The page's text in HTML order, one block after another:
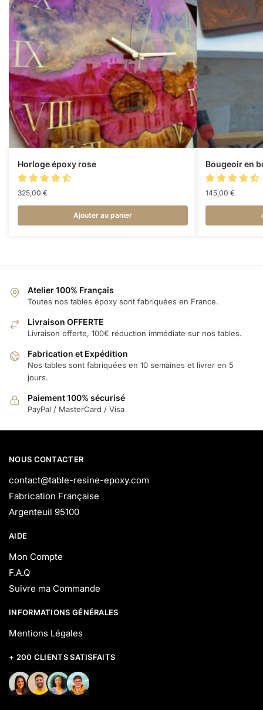
Horloge époxy rose
325,00 €
Ajouter au panier
Bougeoir en
145,00 €
Atelier 100% Français
Toutes nos tables époxy sont fabriquées en France.
Livraison OFFERTE
Livraison offerte, 100€ réduction immédiate sur nos tables.
Fabrication et Expédition
Nos tables sont fabriquées en 10 semaines et livrer en 5
jours.
Paiement 100% sécurisé
PayPal / MasterCard / Visa
NOUS CONTACTER
contact@table-resine-epoxy.com
Fabrication Française
Argenteuil 95100
AIDE
Mon Compte
F.A.Q
Suivre ma Commande
INFORMATIONS GÉNÉRALES
Mentions Légales
+ 200 CLIENTS SATISFAITS